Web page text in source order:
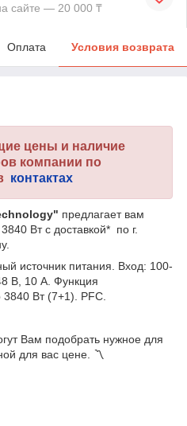
сайте — 20 000 ₸
Оплата Условия возврата
цены и наличие
компании по
контактах
предлагает вам
Вт с доставкой* по г.
источник питания. Вход: 100-
В, 10 А. Функция
Вт (7+1). PFC.
Вам подобрать нужное для
для вас цене. 〽️